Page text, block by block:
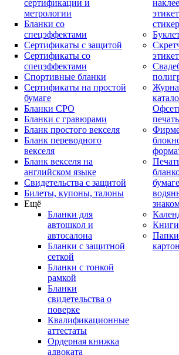
сертификации и
метрологии
Бланки со
спецэффектами
Сертификаты с защитой
Сертификаты со
спецэффектами
Спортивные бланки
Cертификаты на простой
бумаге
Бланки СРО
Бланки с гравюрами
Бланк простого векселя
Бланк переводного
векселя
Бланк векселя на
английском языке
Свидетельства с защитой
Билеты, купоны, талоны
Ещё
Бланки для
автошкол и
автосалона
Бланки с защитной
сеткой
Бланки с тонкой
рамкой
Бланки
свидетельства о
поверке
Квалификационные
аттестаты
Ордерная книжка
адвоката
печать
Книги
Папки